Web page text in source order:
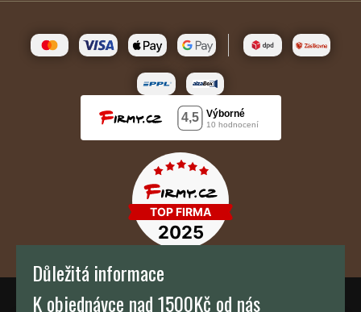
TH KAFFEE s.r.o.
Důležitá informace
K objednávce nad 1500Kč od nás